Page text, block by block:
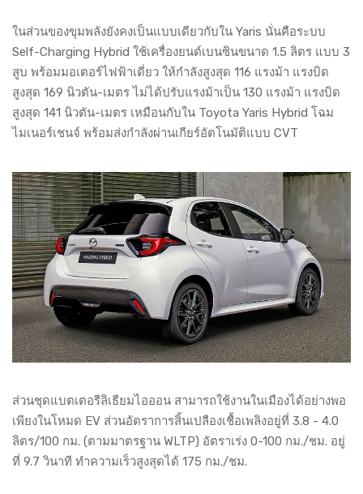
ในส่วนของขุมพลังยังคงเป็นแบบเดียวกับใน Yaris นั่นคือระบบ
Self-Charging Hybrid ใช้เครื่องยนต์เบนซินขนาด 1.5 ลิตร แบบ 3
สูบ พร้อมมอเตอร์ไฟฟ้าเดี่ยว ให้กำลังสูงสุด 116 แรงม้า แรงบิด
สูงสุด 169 นิวตัน-เมตร ไม่ได้ปรับแรงม้าเป็น 130 แรงม้า แรงบิด
สูงสุด 141 นิวตัน-เมตร เหมือนกับใน Toyota Yaris Hybrid โฉม
ไมเนอร์เชนจ์ พร้อมส่งกำลังผ่านเกียร์อัตโนมัติแบบ CVT
ส่วนชุดแบตเตอรีลิเธียมไอออน สามารถใช้งานในเมืองได้อย่างพอ
เพียงในโหมด EV ส่วนอัตราการสิ้นเปลืองเชื้อเพลิงอยู่ที่ 3.8 - 4.0
ลิตร/100 กม. (ตามมาตรฐาน WLTP) อัตราเร่ง 0-100 กม./ชม. อยู่
ที่ 9.7 วินาที ทำความเร็วสูงสุดได้ 175 กม./ชม.